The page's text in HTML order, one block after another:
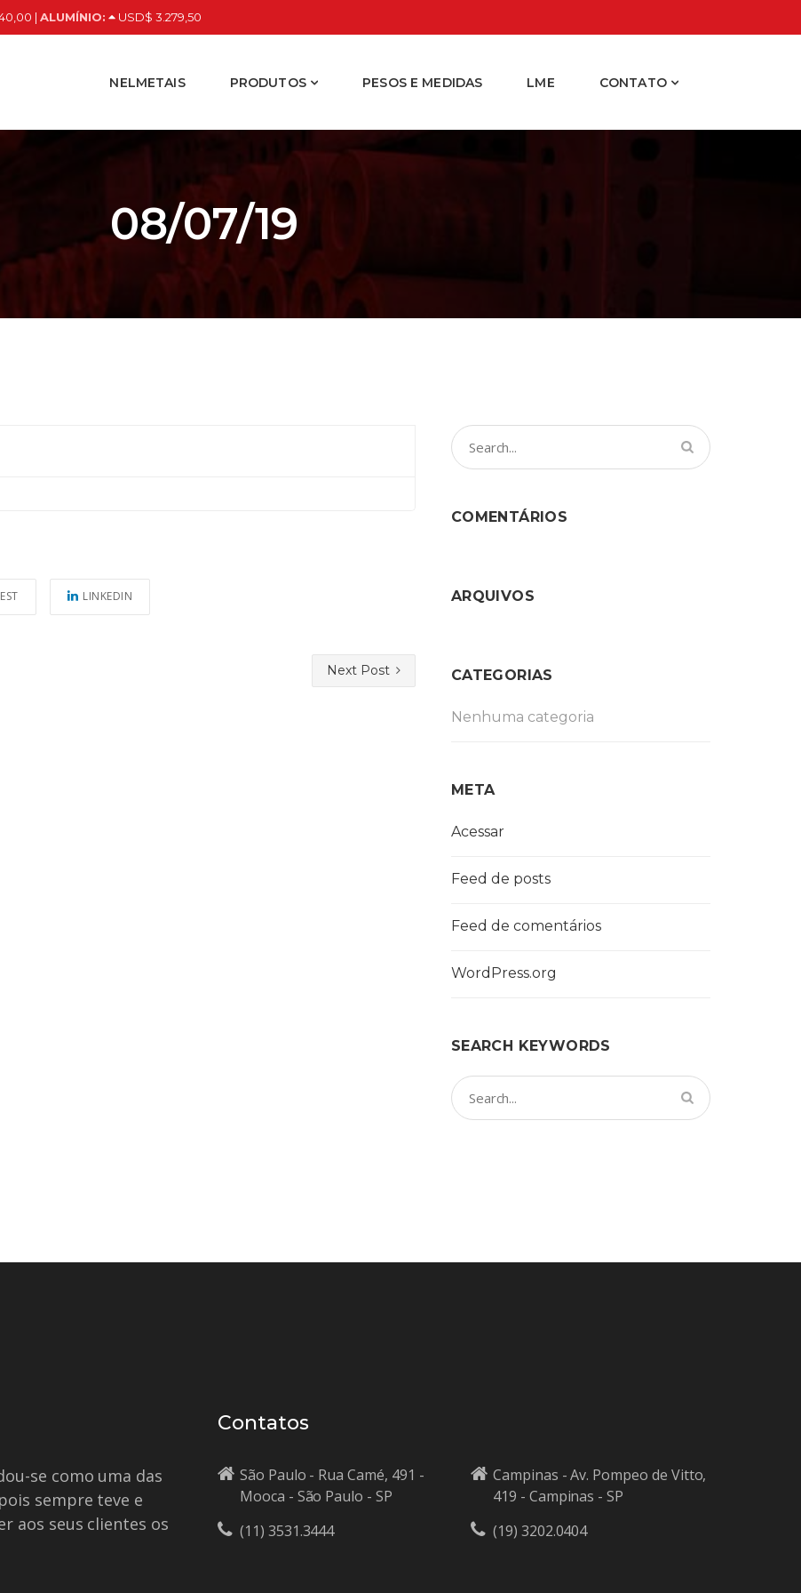
| ALUMÍNIO: USD$ 3.279,50
NELMETAIS PRODUTOS PESOS E MEDIDAS LME CONTATO
08/07/19
LINKEDIN
Next Post
COMENTÁRIOS
ARQUIVOS
CATEGORIAS
Nenhuma categoria
META
Acessar
Feed de posts
Feed de comentários
WordPress.org
SEARCH KEYWORDS
se como uma das
sempre teve e
aos seus clientes os
Contatos
São Paulo - Rua Camé, 491 -
Mooca - São Paulo - SP
(11) 3531.3444
Campinas - Av. Pompeo de Vitto,
419 - Campinas - SP
(19) 3202.0404